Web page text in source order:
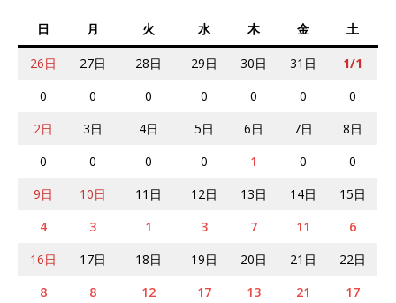
日 月 火 水 木 金 土
26日 27日 28日 29日 30日 31日
1/1
0
0 0 0 0 0
0
2日
3日 4日 5日 6日 7日
8日
0
0 0 0 1 0
0
9日
10日 11日 12日 13日 14日
15日
4
3 1 3 7 11
6
16日
17日 18日 19日 20日 21日
22日
8
8 12 17 13 21 17